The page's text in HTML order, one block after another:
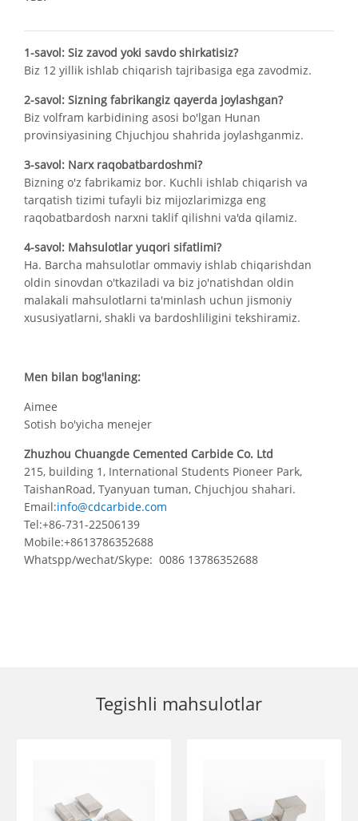
1-savol: Siz zavod yoki savdo shirkatisiz?
Biz 12 yillik ishlab chiqarish tajribasiga ega zavodmiz.
2-savol: Sizning fabrikangiz qayerda joylashgan?
Biz volfram karbidining asosi bo'lgan Hunan
provinsiyasining Chjuchjou shahrida joylashganmiz.
3-savol: Narx raqobatbardoshmi?
Bizning o'z fabrikamiz bor. Kuchli ishlab chiqarish va
tarqatish tizimi tufayli biz mijozlarimizga eng
raqobatbardosh narxni taklif qilishni va'da qilamiz.
4-savol: Mahsulotlar yuqori sifatlimi?
Ha. Barcha mahsulotlar ommaviy ishlab chiqarishdan
oldin sinovdan o'tkaziladi va biz jo'natishdan oldin
malakali mahsulotlarni ta'minlash uchun jismoniy
xususiyatlarni, shakli va bardoshliligini tekshiramiz.
Men bilan bog'laning:
Aimee
Sotish bo'yicha menejer
Zhuzhou Chuangde Cemented Carbide Co. Ltd
215, building 1, International Students Pioneer Park,
TaishanRoad, Tyanyuan tuman, Chjuchjou shahari.
Email:info@cdcarbide.com
Tel:+86-731-22506139
Mobile:+8613786352688
Whatspp/wechat/Skype: 0086 13786352688
Tegishli mahsulotlar